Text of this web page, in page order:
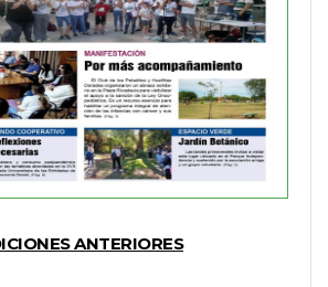
ANTERIORES